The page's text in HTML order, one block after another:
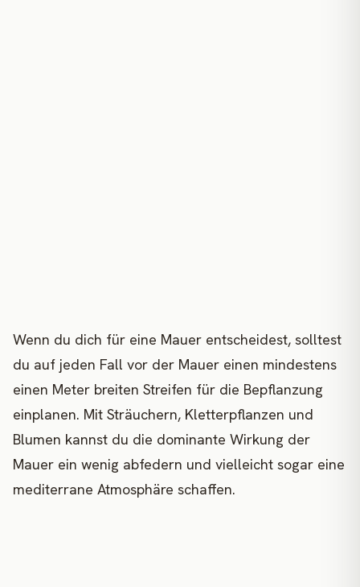
Wenn du dich für eine Mauer entscheidest, solltest
du auf jeden Fall vor der Mauer einen mindestens
einen Meter breiten Streifen für die Bepflanzung
einplanen. Mit Sträuchern, Kletterpflanzen und
Blumen kannst du die dominante Wirkung der
Mauer ein wenig abfedern und vielleicht sogar eine
mediterrane Atmosphäre schaffen.